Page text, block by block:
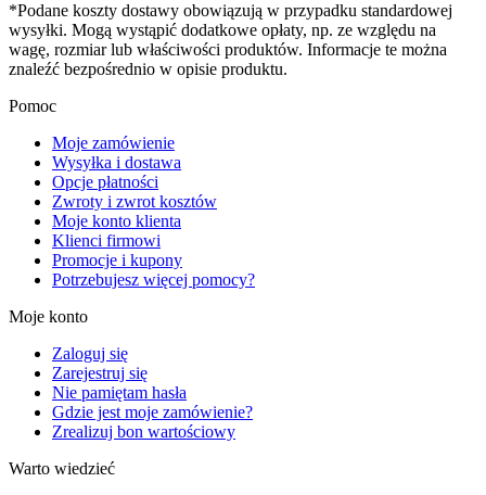
*Podane koszty dostawy obowiązują w przypadku standardowej
wysyłki. Mogą wystąpić dodatkowe opłaty, np. ze względu na
wagę, rozmiar lub właściwości produktów. Informacje te można
znaleźć bezpośrednio w opisie produktu.
Pomoc
Moje zamówienie
Wysyłka i dostawa
Opcje płatności
Zwroty i zwrot kosztów
Moje konto klienta
Klienci firmowi
Promocje i kupony
Potrzebujesz więcej pomocy?
Moje konto
Zaloguj się
Zarejestruj się
Nie pamiętam hasła
Gdzie jest moje zamówienie?
Zrealizuj bon wartościowy
Warto wiedzieć